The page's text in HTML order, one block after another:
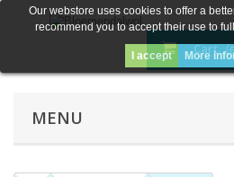
Cart
MENU
Our webstore uses cookies to offer a
recommend you to accept their use to
I accept More